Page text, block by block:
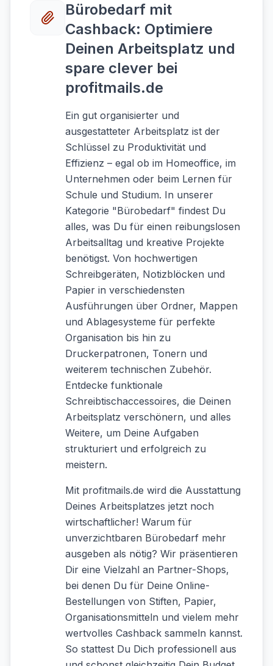
Bürobedarf mit
Cashback: Optimiere
Deinen Arbeitsplatz und
spare clever bei
profitmails.de
Ein gut organisierter und
ausgestatteter Arbeitsplatz ist der
Schlüssel zu Produktivität und
Effizienz – egal ob im Homeoffice, im
Unternehmen oder beim Lernen für
Schule und Studium. In unserer
Kategorie "Bürobedarf" findest Du
alles, was Du für einen reibungslosen
Arbeitsalltag und kreative Projekte
benötigst. Von hochwertigen
Schreibgeräten, Notizblöcken und
Papier in verschiedensten
Ausführungen über Ordner, Mappen
und Ablagesysteme für perfekte
Organisation bis hin zu
Druckerpatronen, Tonern und
weiterem technischen Zubehör.
Entdecke funktionale
Schreibtischaccessoires, die Deinen
Arbeitsplatz verschönern, und alles
Weitere, um Deine Aufgaben
strukturiert und erfolgreich zu
meistern.
Mit profitmails.de wird die Ausstattung
Deines Arbeitsplatzes jetzt noch
wirtschaftlicher! Warum für
unverzichtbaren Bürobedarf mehr
ausgeben als nötig? Wir präsentieren
Dir eine Vielzahl an Partner-Shops,
bei denen Du für Deine Online-
Bestellungen von Stiften, Papier,
Organisationsmitteln und vielem mehr
wertvolles Cashback sammeln kannst.
So stattest Du Dich professionell aus